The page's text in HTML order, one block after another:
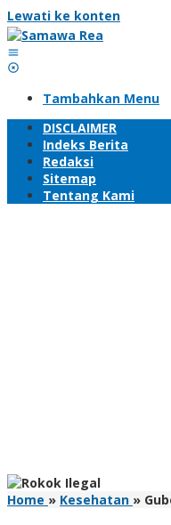
Lewati ke konten
Tambahkan Menu
DISCLAIMER
Indeks Berita
Redaksi
Sitemap
Tentang Kami
Home » Kesehatan »